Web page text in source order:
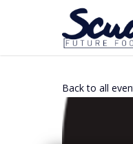
Back to all